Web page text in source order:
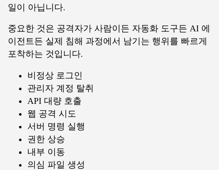
일이 아닙니다.
중요한 것은 공격자가 사람이든 자동화 도구든 AI 에
이전트든 실제 침해 과정에서 남기는 행위를 빠르게
포착하는 것입니다.
비정상 로그인
관리자 계정 탈취
API 대량 호출
웹 공격 시도
서버 명령 실행
권한 상승
내부 이동
의심 파일 생성